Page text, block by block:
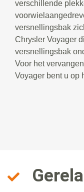
verschillende
versnellingsbak
Chrysler Voyager
versnellingsbak
Voor het
Voyager bent u op